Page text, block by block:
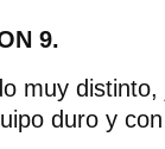
9.
muy distinto,
duro y